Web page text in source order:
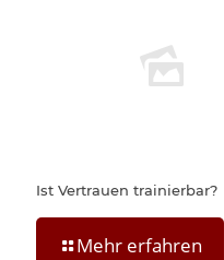
Ist Vertrauen trainierbar?
Mehr erfahren